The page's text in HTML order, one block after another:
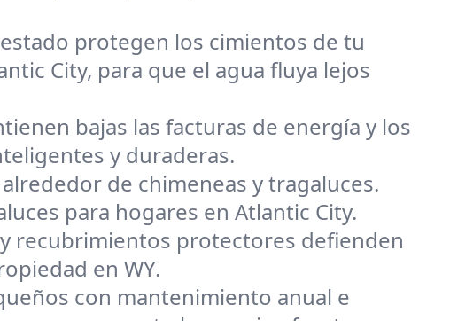
protegen los cimientos de tu
City, para que el agua fluya lejos
bajas las facturas de energía y los
y duraderas.
de chimeneas y tragaluces.
para hogares en Atlantic City.
recubrimientos protectores defienden
en WY.
con mantenimiento anual e